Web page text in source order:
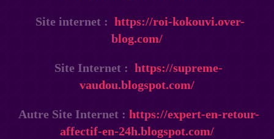
Site internet : https://roi-kokouvi.over-
blog.com/
Site Internet : https://supreme-
vaudou.blogspot.com/
Autre Site Internet : https://expert-en-retour-
affectif-en-24h.blogspot.com/